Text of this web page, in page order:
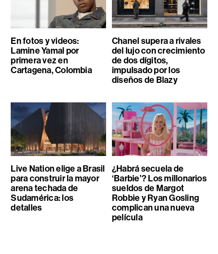
En fotos y videos:
Lamine Yamal por
primera vez en
Cartagena, Colombia
Chanel supera a rivales
del lujo con crecimiento
de dos dígitos,
impulsado por los
diseños de Blazy
Live Nation elige a Brasil
para construir la mayor
arena techada de
Sudamérica: los
detalles
¿Habrá secuela de
‘Barbie’? Los millonarios
sueldos de Margot
Robbie y Ryan Gosling
complican una nueva
película